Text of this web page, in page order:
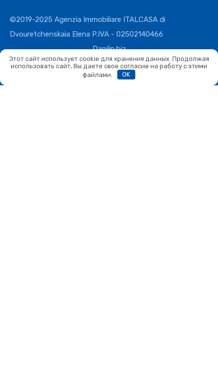
©2019-2025 Agenzia Immobiliare ITALCASA di
Dvouretchenskaia Elena P.IVA - 02502140466
Danilin.biz
Этот сайт использует cookie для хранения данных. Продолжая
использовать сайт, Вы даете свое согласие на работу с этими
файлами.
OK